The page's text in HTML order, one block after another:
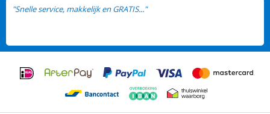
"Snelle service, makkelijk en GRATIS..."